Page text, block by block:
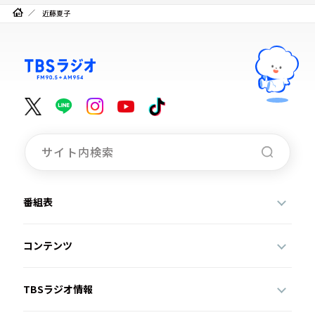
近藤夏子
番組表
コンテンツ
TBSラジオ情報